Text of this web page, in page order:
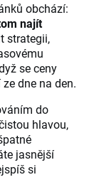
obchází:
najít
strategii,
se ceny
dne na den.
do
hlavou,
jasnější
si